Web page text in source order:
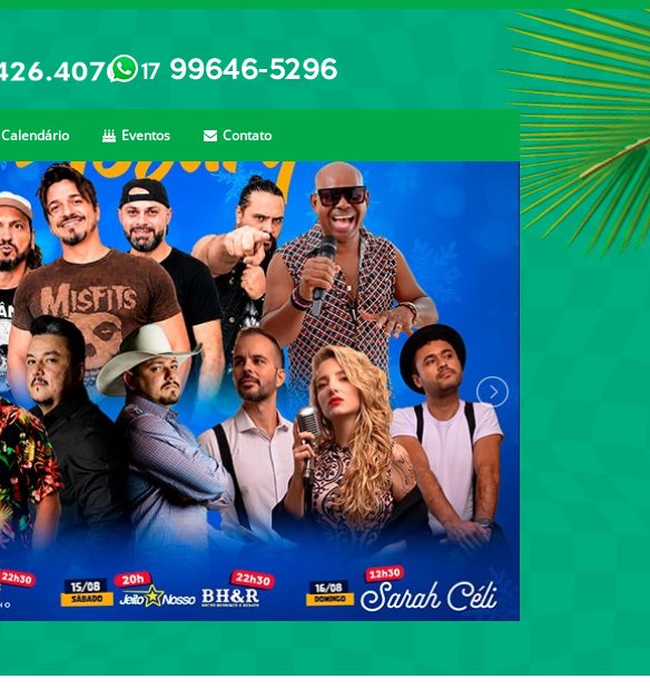
Calendário Eventos Contato